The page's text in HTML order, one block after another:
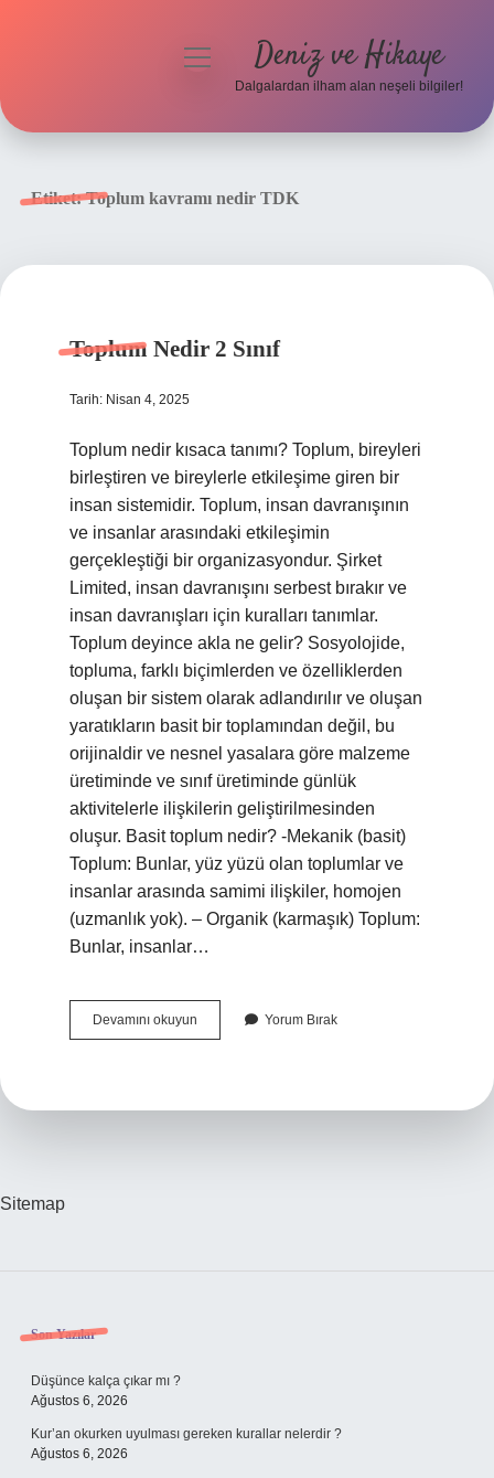
menüyü
Deniz ve Hikaye
Dalgalardan ilham alan neşeli bilgiler!
Etiket:Toplum kavramı nedir TDK
Toplum Nedir 2 Sınıf
Tarih: Nisan 4, 2025
Toplum nedir kısaca tanımı? Toplum, bireyleri
birleştiren ve bireylerle etkileşime giren bir
insan sistemidir. Toplum, insan davranışının
ve insanlar arasındaki etkileşimin
gerçekleştiği bir organizasyondur. Şirket
Limited, insan davranışını serbest bırakır ve
insan davranışları için kuralları tanımlar.
Toplum deyince akla ne gelir? Sosyolojide,
topluma, farklı biçimlerden ve özelliklerden
oluşan bir sistem olarak adlandırılır ve oluşan
yaratıkların basit bir toplamından değil, bu
orijinaldir ve nesnel yasalara göre malzeme
üretiminde ve sınıf üretiminde günlük
aktivitelerle ilişkilerin geliştirilmesinden
oluşur. Basit toplum nedir? -Mekanik (basit)
Toplum: Bunlar, yüz yüzü olan toplumlar ve
insanlar arasında samimi ilişkiler, homojen
(uzmanlık yok). – Organik (karmaşık) Toplum:
Bunlar, insanlar…
Devamını okuyun
Nedir
Yorum Bırak
Sitemap
Sidebar
Son Yazılar
Düşünce kalça çıkar mı ?
Ağustos 6, 2026
Kur’an okurken uyulması gereken kurallar nelerdir ?
Ağustos 6, 2026